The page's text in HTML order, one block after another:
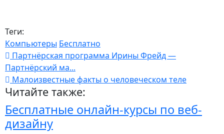
Теги:
Компьютеры Бесплатно
Партнёрская программа Ирины Фрейд —
Партнёрский ма...
Малоизвестные факты о человеческом теле
Читайте также:
Бесплатные онлайн-курсы по веб-
дизайну